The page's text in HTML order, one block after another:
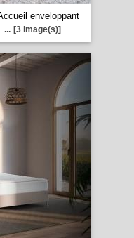
enveloppant
... [3 image(s)]